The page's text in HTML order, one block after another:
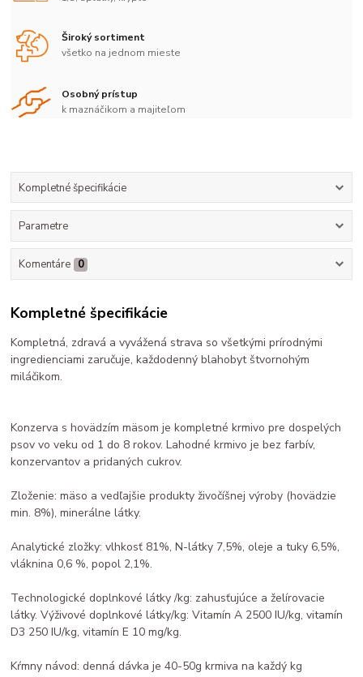
Široký sortiment
všetko na jednom mieste
Osobný prístup
k maznáčikom a majiteľom
Kompletné špecifikácie
Parametre
Komentáre 0
Kompletné špecifikácie
Kompletná, zdravá a vyvážená strava so všetkými prírodnými
ingredienciami zaručuje, každodenný blahobyt štvornohým
miláčikom.
Konzerva s hovädzím mäsom je kompletné krmivo pre dospelých
psov vo veku od 1 do 8 rokov. Lahodné krmivo je bez farbív,
konzervantov a pridaných cukrov.
Zloženie: mäso a vedľajšie produkty živočíšnej výroby (hovädzie
min. 8%), minerálne látky.
Analytické zložky: vlhkosť 81%, N-látky 7,5%, oleje a tuky 6,5%,
vláknina 0,6 %, popol 2,1%.
Technologické doplnkové látky /kg: zahusťujúce a želírovacie
látky. Výživové doplnkové látky/kg: Vitamín A 2500 IU/kg, vitamín
D3 250 IU/kg, vitamín E 10 mg/kg.
Kŕmny návod: denná dávka je 40-50g krmiva na každý kg